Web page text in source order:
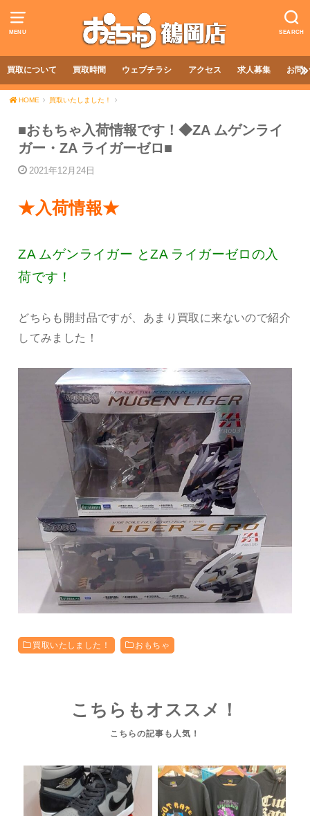
MENU SEARCH
買取について 買取時間 ウェブチラシ アクセス 求人募集 お問
HOME 買取いたしました！
■おもちゃ入荷情報です！◆ZA ムゲンライ
ガー・ZA ライガーゼロ■
2021年12月24日
★入荷情報★
ZA ムゲンライガー とZA ライガーゼロの入
荷です！
どちらも開封品ですが、あまり買取に来ないので紹介
してみました！
買取いたしました！ おもちゃ
こちらもオススメ！